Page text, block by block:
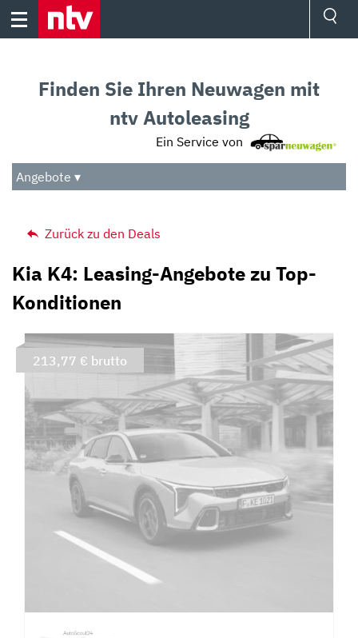
Skip
Audio
Das Beste
Finden Sie Ihren Neuwagen mit
ntv Autoleasing
Ein Service von
Angebote ▾
Zurück zu den Deals
Kia K4: Leasing-Angebote zu Top-
Konditionen
213,77 € brutto